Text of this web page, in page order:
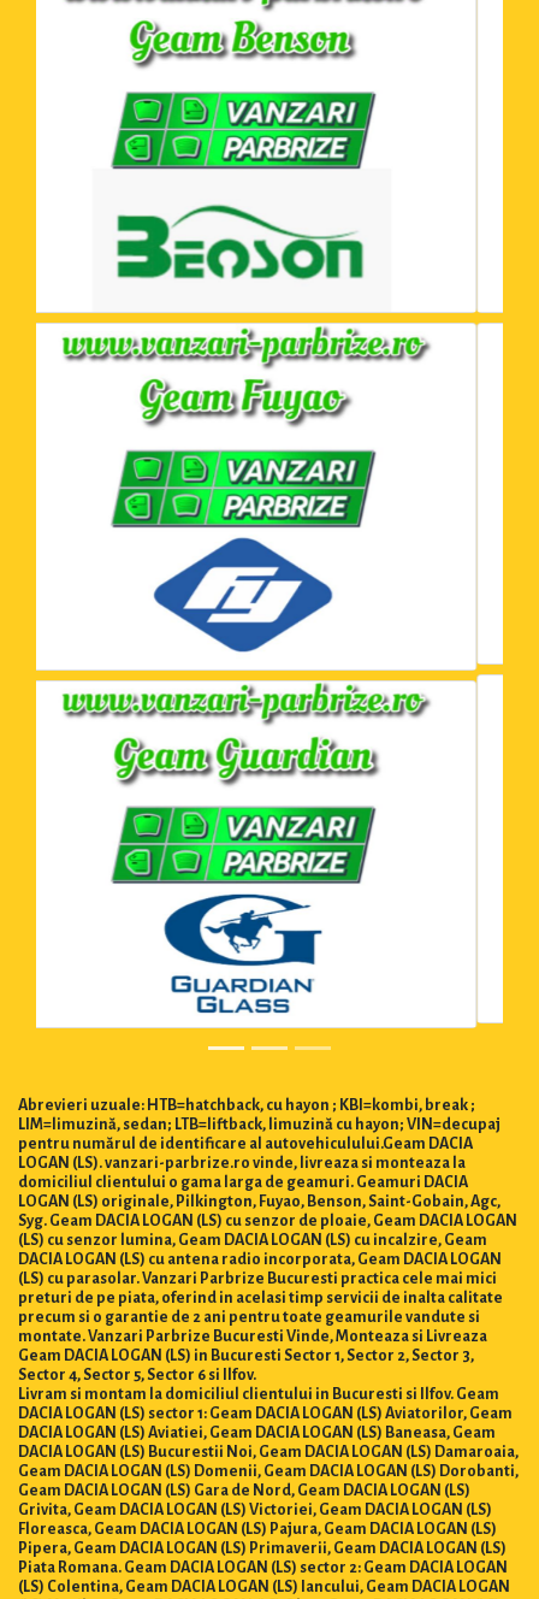
Abrevieri uzuale: HTB=hatchback, cu hayon ; KBI=kombi, break ;
LIM=limuzină, sedan; LTB=liftback, limuzină cu hayon; VIN=decupaj
pentru numărul de identificare al autovehiculului.Geam DACIA
LOGAN (LS). vanzari-parbrize.ro vinde, livreaza si monteaza la
domiciliul clientului o gama larga de geamuri. Geamuri DACIA
LOGAN (LS) originale, Pilkington, Fuyao, Benson, Saint-Gobain, Agc,
Syg. Geam DACIA LOGAN (LS) cu senzor de ploaie, Geam DACIA LOGAN
(LS) cu senzor lumina, Geam DACIA LOGAN (LS) cu incalzire, Geam
DACIA LOGAN (LS) cu antena radio incorporata, Geam DACIA LOGAN
(LS) cu parasolar. Vanzari Parbrize Bucuresti practica cele mai mici
preturi de pe piata, oferind in acelasi timp servicii de inalta calitate
precum si o garantie de 2 ani pentru toate geamurile vandute si
montate. Vanzari Parbrize Bucuresti Vinde, Monteaza si Livreaza
Geam DACIA LOGAN (LS) in Bucuresti Sector 1, Sector 2, Sector 3,
Sector 4, Sector 5, Sector 6 si Ilfov.
Livram si montam la domiciliul clientului in Bucuresti si Ilfov. Geam
DACIA LOGAN (LS) sector 1: Geam DACIA LOGAN (LS) Aviatorilor, Geam
DACIA LOGAN (LS) Aviatiei, Geam DACIA LOGAN (LS) Baneasa, Geam
DACIA LOGAN (LS) Bucurestii Noi, Geam DACIA LOGAN (LS) Damaroaia,
Geam DACIA LOGAN (LS) Domenii, Geam DACIA LOGAN (LS) Dorobanti,
Geam DACIA LOGAN (LS) Gara de Nord, Geam DACIA LOGAN (LS)
Grivita, Geam DACIA LOGAN (LS) Victoriei, Geam DACIA LOGAN (LS)
Floreasca, Geam DACIA LOGAN (LS) Pajura, Geam DACIA LOGAN (LS)
Pipera, Geam DACIA LOGAN (LS) Primaverii, Geam DACIA LOGAN (LS)
Piata Romana. Geam DACIA LOGAN (LS) sector 2: Geam DACIA LOGAN
(LS) Colentina, Geam DACIA LOGAN (LS) Iancului, Geam DACIA LOGAN